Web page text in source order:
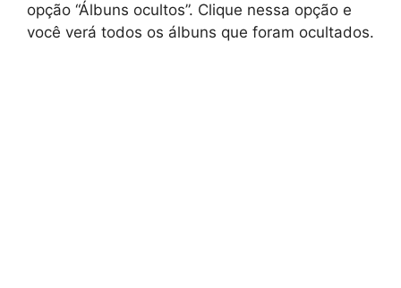
opção “Álbuns ocultos”. Clique nessa opção e
você verá todos os álbuns que foram ocultados.